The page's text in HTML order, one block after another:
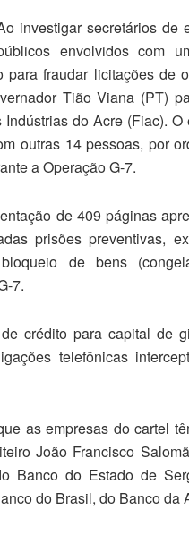
investigar secretários de
envolvidos com
para fraudar licitações de
Tião Viana (PT)
do Acre (Fiac).
outras 14 pessoas, por
a Operação G-7.
de 409 páginas
prisões preventivas,
de bens
7.
crédito para capital de
telefônicas
as empresas do cartel
João Francisco
Banco do Estado de
do Brasil, do Banco